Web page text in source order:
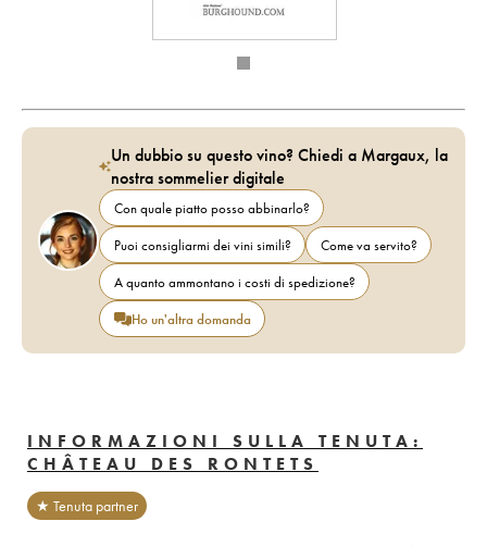
Un dubbio su questo vino? Chiedi a Margaux, la
nostra sommelier digitale
Con quale piatto posso abbinarlo?
Puoi consigliarmi dei vini simili?
Come va servito?
A quanto ammontano i costi di spedizione?
Ho un'altra domanda
INFORMAZIONI SULLA TENUTA:
CHÂTEAU DES RONTETS
★ Tenuta partner